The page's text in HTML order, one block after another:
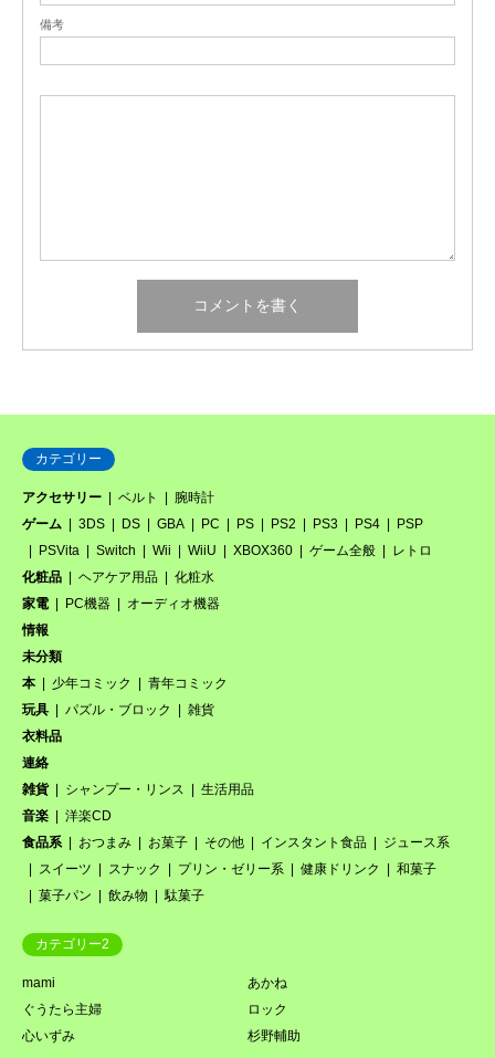
備考
カテゴリー
アクセサリー ベルト
腕時計
ゲーム
3DS DS GBA PC PS PS2 PS3 PS4
PSP
PSVita
Switch Wii WiiU XBOX360 ゲーム全般
レトロ
化粧品
ヘアケア用品
化粧水
家電
PC機器
オーディオ機器
情報
未分類
本
少年コミック
青年コミック
玩具
パズル・ブロック
雑貨
衣料品
連絡
雑貨
シャンプー・リンス
生活用品
音楽
洋楽CD
食品系
おつまみ お菓子 その他 インスタント食品
ジュース系
スイーツ
スナック プリン・ゼリー系 健康ドリンク
和菓子
菓子パン
飲み物 駄菓子
カテゴリー2
mami
あかね
ぐうたら主婦
ロック
心いずみ
杉野輔助